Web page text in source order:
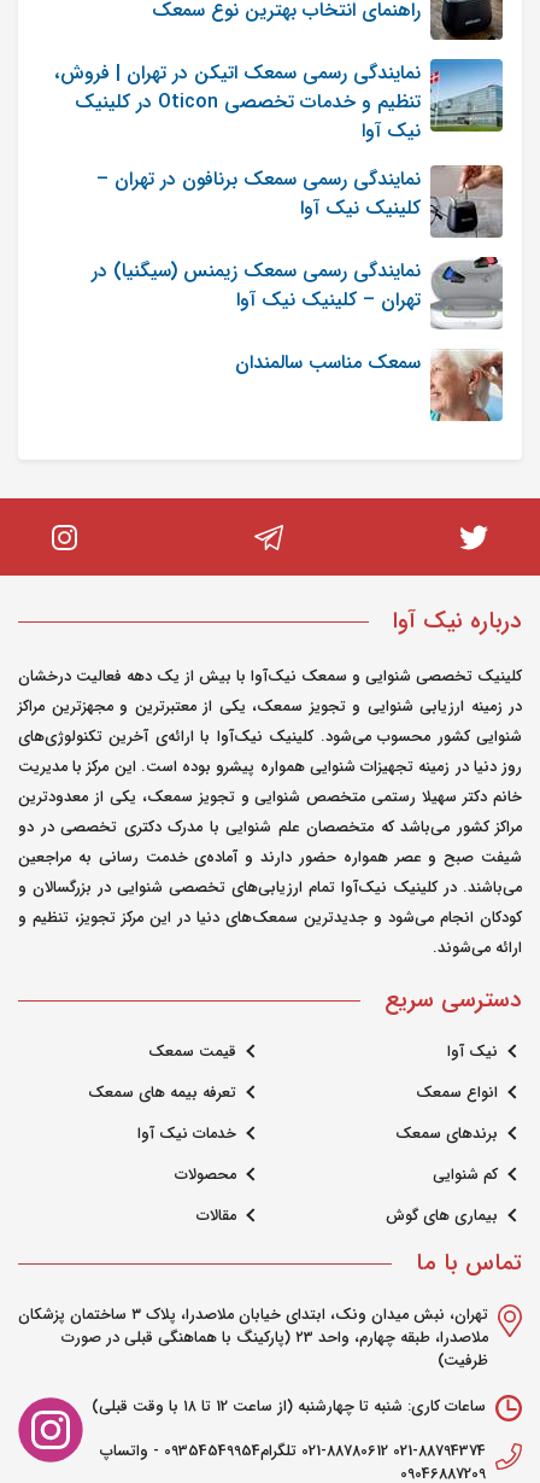
راهنمای انتخاب بهترین نوع سمعک
نمایندگی رسمی سمعک اتیکن در تهران | فروش،
تنظیم و خدمات تخصصی Oticon در کلینیک
نیک آوا
نمایندگی رسمی سمعک برنافون در تهران –
کلینیک نیک آوا
نمایندگی رسمی سمعک زیمنس (سیگنیا) در
تهران – کلینیک نیک آوا
سمعک مناسب سالمندان
درباره نیک آوا
کلینیک تخصصی شنوایی و سمعک نیک‌آوا با بیش از یک دهه فعالیت درخشان
در زمینه ارزیابی شنوایی و تجویز سمعک، یکی از معتبرترین و مجهزترین مراکز
شنوایی کشور محسوب می‌شود. کلینیک نیک‌آوا با ارائه‌ی آخرین تکنولوژی‌های
روز دنیا در زمینه تجهیزات شنوایی همواره پیشرو بوده است. این مرکز با مدیریت
خانم دکتر سهیلا رستمی متخصص شنوایی و تجویز سمعک، یکی از معدودترین
مراکز کشور می‌باشد که متخصصان علم شنوایی با مدرک دکتری تخصصی در دو
شیفت صبح و عصر همواره حضور دارند و آماده‌ی خدمت رسانی به مراجعین
می‌باشند. در کلینیک نیک‌آوا تمام ارزیابی‌های تخصصی شنوایی در بزرگسالان و
کودکان انجام می‌شود و جدیدترین سمعک‌های دنیا در این مرکز تجویز، تنظیم و
ارائه می‌شوند.
دسترسی سریع
نیک آوا
انواع سمعک
برندهای سمعک
کم شنوایی
بیماری های گوش
قیمت سمعک
تعرفه بیمه های سمعک
خدمات نیک آوا
محصولات
مقالات
تماس با ما
تهران، نبش میدان ونک، ابتدای خیابان ملاصدرا، پلاک ۳ ساختمان پزشکان
ملاصدرا، طبقه چهارم، واحد ۲3 (پارکینگ با هماهنگی قبلی در صورت
ظرفیت)
ساعات کاری: شنبه تا چهارشنبه (از ساعت 12 تا ۱۸ با وقت قبلی)
021-88794374 021-88780612 تلگرام09354549954 - واتساپ
09046887209